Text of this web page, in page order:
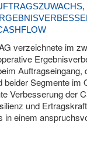
verzeichnete im
Auftragseingang,
beider Segmente im
Verbesserung der
und
in einem